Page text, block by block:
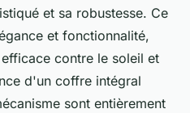
et sa robustesse. Ce
et fonctionnalité,
contre le soleil et
d'un coffre intégral
sont entièrement